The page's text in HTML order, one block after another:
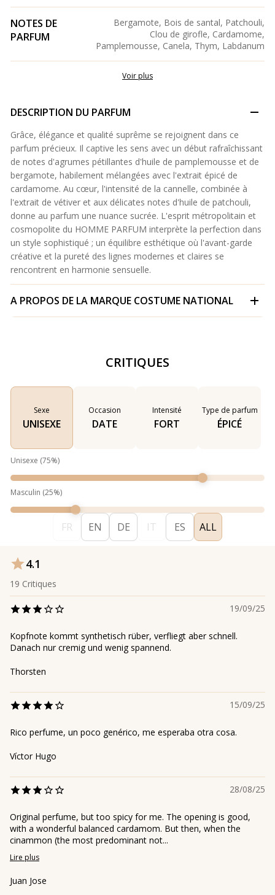
NOTES DE
PARFUM
Bergamote, Bois de santal, Patchouli,
Clou de girofle, Cardamome,
Pamplemousse, Canela, Thym, Labdanum
Voir plus
DESCRIPTION DU PARFUM
Grâce, élégance et qualité suprême se rejoignent dans ce
parfum précieux. Il captive les sens avec un début rafraîchissant
de notes d'agrumes pétillantes d'huile de pamplemousse et de
bergamote, habilement mélangées avec l'extrait épicé de
cardamome. Au cœur, l'intensité de la cannelle, combinée à
l'extrait de vétiver et aux délicates notes d'huile de patchouli,
donne au parfum une nuance sucrée. L'esprit métropolitain et
cosmopolite du HOMME PARFUM interprète la perfection dans
un style sophistiqué ; un équilibre esthétique où l'avant-garde
créative et la pureté des lignes modernes et claires se
rencontrent en harmonie sensuelle.
A PROPOS DE LA MARQUE COSTUME NATIONAL
CRITIQUES
Sexe
UNISEXE
Occasion
DATE
Intensité
FORT
Type de parfum
ÉPICÉ
Unisexe (75%)
Masculin (25%)
FR EN DE IT ES ALL
4.1
19 Critiques
19/09/25
Kopfnote kommt synthetisch rüber, verfliegt aber schnell.
Danach nur cremig und wenig spannend.
Thorsten
15/09/25
Rico perfume, un poco genérico, me esperaba otra cosa.
Víctor Hugo
28/08/25
Original perfume, but too spicy for me. The opening is good,
with a wonderful balanced cardamom. But then, when the
cinammon (the most predominant not...
Lire plus
Juan Jose